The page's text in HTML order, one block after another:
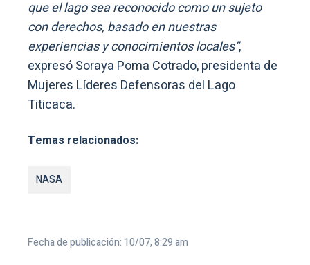
que el lago sea reconocido como un sujeto
con derechos, basado en nuestras
experiencias y conocimientos locales”,
expresó Soraya Poma Cotrado, presidenta de
Mujeres Líderes Defensoras del Lago
Titicaca.
Temas relacionados:
NASA
Fecha de publicación: 10/07, 8:29 am